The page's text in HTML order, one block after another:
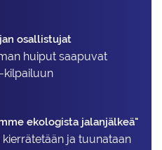
osallistujat
huiput saapuvat
kilpailuun
ekologista jalanjälkeä"
ja tuunataan